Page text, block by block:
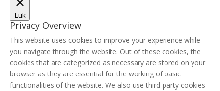
Luk
Privacy Overview
This website uses cookies to improve your experience while
you navigate through the website. Out of these cookies, the
cookies that are categorized as necessary are stored on your
browser as they are essential for the working of basic
functionalities of the website. We also use third-party cookies